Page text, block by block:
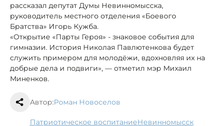
рассказал депутат Думы Невинномысска,
руководитель местного отделения «Боевого
Братства» Игорь Кужба.
«Открытие «Парты Героя» - знаковое события для
гимназии. История Николая Павлютенкова будет
служить примером для молодёжи, вдохновляя их на
добрые дела и подвиги», — отметил мэр Михаил
Миненков.
Автор:Роман Новоселов
патриотическое воспитание
Невинномысск